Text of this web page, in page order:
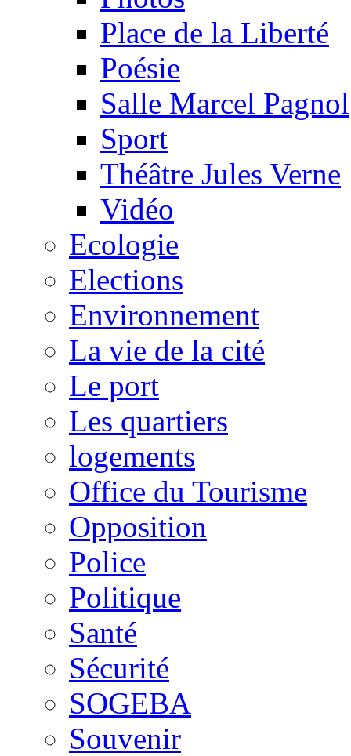
Place de la Liberté
Poésie
Salle Marcel Pagnol
Sport
Théâtre Jules Verne
Vidéo
Ecologie
Elections
Environnement
La vie de la cité
Le port
Les quartiers
logements
Office du Tourisme
Opposition
Police
Politique
Santé
Sécurité
SOGEBA
Souvenir